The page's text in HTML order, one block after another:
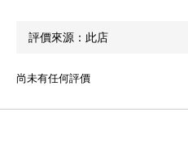
尚未有任何評價